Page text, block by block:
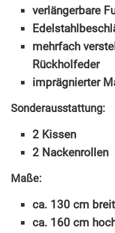
verlängerbare
mehrfach
Rückholfeder
imprägnierter
Sonderausstattung:
2 Kissen
2 Nackenrollen
Maße:
ca. 130 cm breit
ca. 160 cm